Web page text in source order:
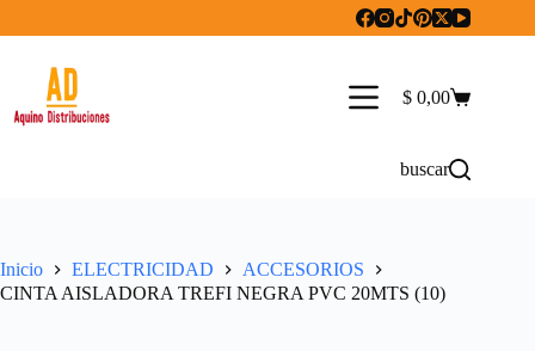
Carro
$ 0,00
buscar
Inicio ELECTRICIDAD
ACCESORIOS
CINTA AISLADORA TREFI NEGRA PVC 20MTS (10)